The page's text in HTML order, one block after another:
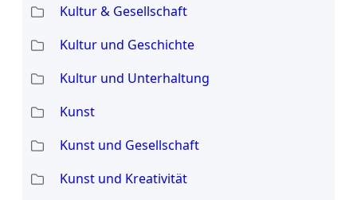
Kultur & Gesellschaft
Kultur und Geschichte
Kultur und Unterhaltung
Kunst
Kunst und Gesellschaft
Kunst und Kreativität